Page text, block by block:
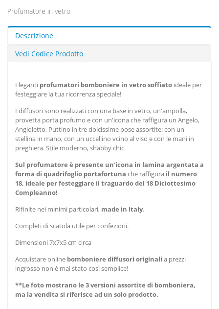
Profumatore in vetro
Descrizione
Vedi Codice Prodotto
Eleganti profumatori bomboniere in vetro soffiato ideale per
festeggiare la tua ricorrenza speciale!
I diffusori sono realizzati con una base in vetro, un'ampolla,
provetta porta profumo e con un'icona che raffigura un Angelo,
Angioletto, Puttino in tre dolcissime pose assortite: con un
stellina in mano, con un uccellino vcino al viso e con le mani in
preghiera. Stile moderno, shabby chic.
Sul profumatore è presente un'icona in lamina argentata a
forma di quadrifoglio portafortuna che raffigura il numero
18, ideale per festeggiare il traguardo del 18 Diciottesimo
Compleanno!
Rifinite nei minimi particolari, made in Italy.
Completi di scatola utile per confezioni.
Dimensioni 7x7x5 cm circa
Acquistare online bomboniere diffusori originali a prezzi
ingrosso non è mai stato così semplice!
**Le foto mostrano le 3 versioni assortite di bomboniera,
ma la vendita si riferisce ad un solo prodotto.